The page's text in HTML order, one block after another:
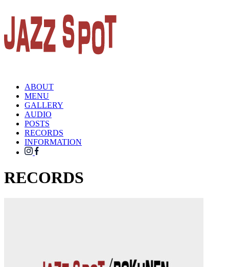
ABOUT
MENU
GALLERY
AUDIO
POSTS
RECORDS
INFORMATION
RECORDS